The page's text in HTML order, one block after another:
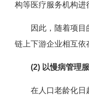
构等医疗服务机构进
因此，随着项目的
链上下游企业相互依
(2) 以慢病管理服
在人口老龄化日趋